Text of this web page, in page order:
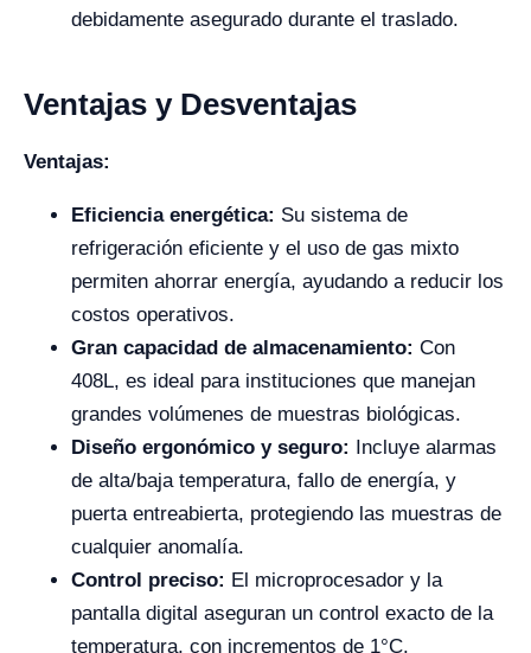
debidamente asegurado durante el traslado.
Ventajas y Desventajas
Ventajas:
Eficiencia energética: Su sistema de
refrigeración eficiente y el uso de gas mixto
permiten ahorrar energía, ayudando a reducir los
costos operativos.
Gran capacidad de almacenamiento: Con
408L, es ideal para instituciones que manejan
grandes volúmenes de muestras biológicas.
Diseño ergonómico y seguro: Incluye alarmas
de alta/baja temperatura, fallo de energía, y
puerta entreabierta, protegiendo las muestras de
cualquier anomalía.
Control preciso: El microprocesador y la
pantalla digital aseguran un control exacto de la
temperatura, con incrementos de 1°C.